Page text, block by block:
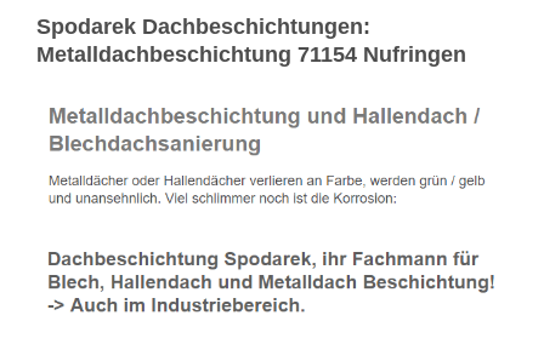
Spodarek Dachbeschichtungen:
Metalldachbeschichtung 71154 Nufringen